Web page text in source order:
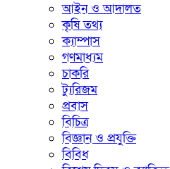
আইন ও আদালত
কৃষি তথ্য
ক্যাম্পাস
গণমাধ্যম
চাকরি
ট্যুরিজম
প্রবাস
বিচিত্র
বিজ্ঞান ও প্রযুক্তি
বিবিধ